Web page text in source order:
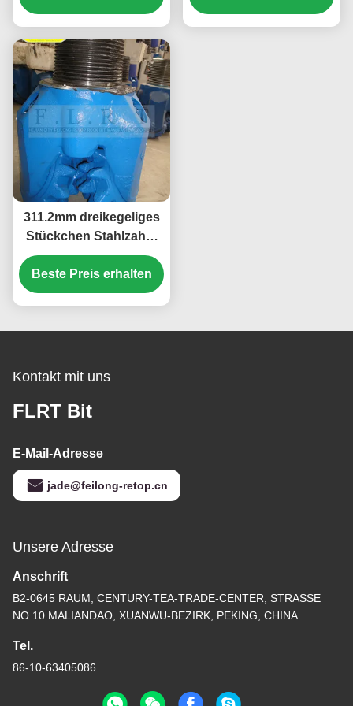
Brunnenbohrung
311.2mm dreikegeliges
Stückchen Stahlzahn-
FSG124/rotierender
Bohrer mit Gummi
versiegelten Lager
Beste Preis erhalten
Kontakt mit uns
FLRT Bit
E-Mail-Adresse
jade@feilong-retop.cn
Unsere Adresse
Anschrift
B2-0645 RAUM, CENTURY-TEA-TRADE-CENTER, STRASSE
NO.10 MALIANDAO, XUANWU-BEZIRK, PEKING, CHINA
Tel.
86-10-63405086